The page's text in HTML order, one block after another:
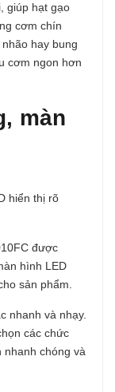
giúp hạt gạo
cơm chín
hay bung
cơm ngon hơn
màn
hiển thị rõ
được
hình LED
sản phẩm.
nhanh và nhạy.
các chức
chóng và